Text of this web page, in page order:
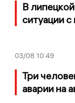
В
ситуации
03/08 10:49
Три
аварии на